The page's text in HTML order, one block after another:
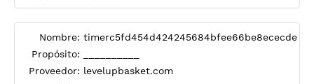
Nombre: timerc5fd454d424245684bfee66be8ececde
Propósito:
Proveedor: levelupbasket.com